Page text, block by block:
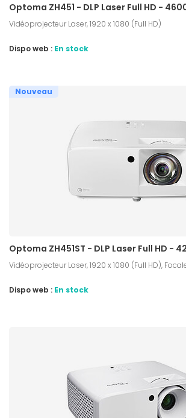
Optoma ZH451 - DLP Laser Full HD -
Vidéoprojecteur Laser, 1920 x 1080 (Full HD)
Dispo web : En stock
Nouveau
Optoma ZH451ST - DLP Laser Full HD -
Vidéoprojecteur Laser, 1920 x 1080 (Full HD),
Dispo web : En stock